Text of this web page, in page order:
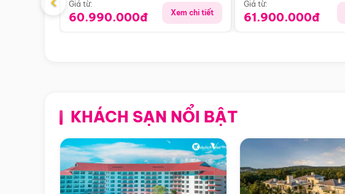
Giá từ:
60.990.000đ Xem chi tiết
Giá từ:
61.900.000đ
KHÁCH SẠN NỔI BẬT